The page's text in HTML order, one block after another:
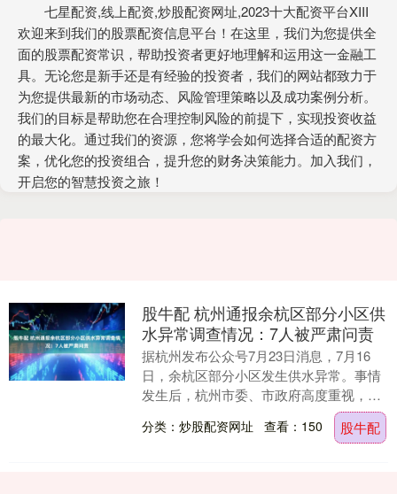
七星配资,线上配资,炒股配资网址,2023十大配资平台XIII‌
欢迎来到我们的股票配资信息平台！在这里，我们为您提供全
面的股票配资常识，帮助投资者更好地理解和运用这一金融工
具。无论您是新手还是有经验的投资者，我们的网站都致力于
为您提供最新的市场动态、风险管理策略以及成功案例分析。
我们的目标是帮助您在合理控制风险的前提下，实现投资收益
的最大化。通过我们的资源，您将学会如何选择合适的配资方
案，优化您的投资组合，提升您的财务决策能力。加入我们，
开启您的智慧投资之旅！
股牛配 杭州通报余杭区部分小区供
水异常调查情况：7人被严肃问责
据杭州发布公众号7月23日消息，7月16
日，余杭区部分小区发生供水异常。事情
发生后，杭州市委、市政府高度重视，成
立由市综合行政执法局、市生态环境局、
市卫健委和国....
分类：炒股配资网址 查看：150 股牛配